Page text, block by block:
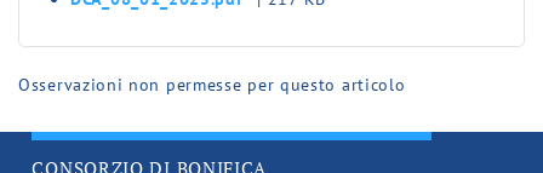
Osservazioni non permesse per questo articolo
CONSORZIO DI BONIFICA